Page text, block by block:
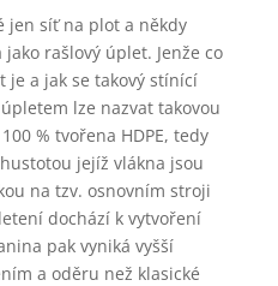
jen síť na plot a někdy
rašlový úplet. Jenže co
je a jak se takový stínící
lze nazvat takovou
% tvořena HDPE, tedy
jejíž vlákna jsou
na tzv. osnovním stroji
dochází k vytvoření
pak vyniká vyšší
a oděru než klasické